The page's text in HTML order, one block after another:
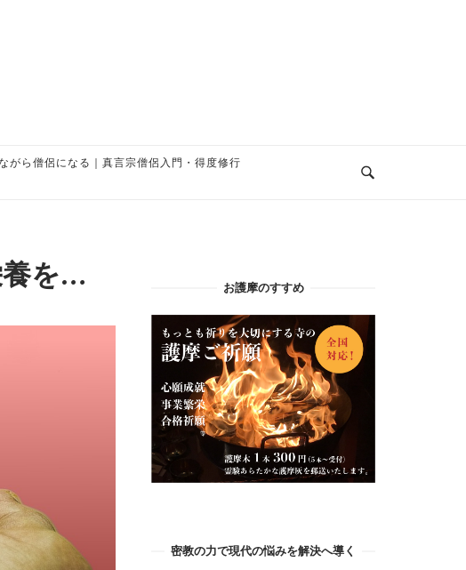
がら僧侶になる｜真言宗僧侶入門・得度修行
養を… お護摩のすすめ
密教の力で現代の悩みを解決へ導く